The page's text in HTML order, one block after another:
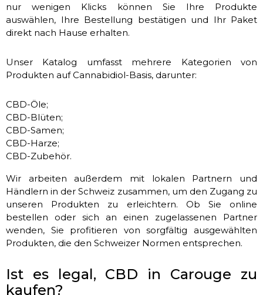
nur wenigen Klicks können Sie Ihre Produkte
auswählen, Ihre Bestellung bestätigen und Ihr Paket
direkt nach Hause erhalten.
Unser Katalog umfasst mehrere Kategorien von
Produkten auf Cannabidiol-Basis, darunter:
CBD-Öle;
CBD-Blüten;
CBD-Samen;
CBD-Harze;
CBD-Zubehör.
Wir arbeiten außerdem mit lokalen Partnern und
Händlern in der Schweiz zusammen, um den Zugang zu
unseren Produkten zu erleichtern. Ob Sie online
bestellen oder sich an einen zugelassenen Partner
wenden, Sie profitieren von sorgfältig ausgewählten
Produkten, die den Schweizer Normen entsprechen.
Ist es legal, CBD in Carouge zu
kaufen?